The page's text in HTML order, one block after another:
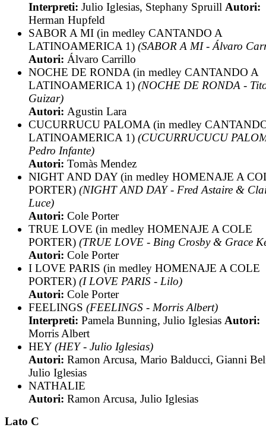
Interpreti: Julio Iglesias, Stephany Spruill Autori:
Herman Hupfeld
SABOR A MI (in medley CANTANDO A
LATINOAMERICA 1) (SABOR A MI - Álvaro
Autori: Álvaro Carrillo
NOCHE DE RONDA (in medley CANTANDO A
LATINOAMERICA 1) (NOCHE DE RONDA -
Guizar)
Autori: Agustin Lara
CUCURRUCU PALOMA (in medley
LATINOAMERICA 1) (CUCURRUCUCU
Pedro Infante)
Autori: Tomàs Mendez
NIGHT AND DAY (in medley HOMENAJE A
PORTER) (NIGHT AND DAY - Fred Astaire &
Luce)
Autori: Cole Porter
TRUE LOVE (in medley HOMENAJE A COLE
PORTER) (TRUE LOVE - Bing Crosby & Grace
Autori: Cole Porter
I LOVE PARIS (in medley HOMENAJE A COLE
PORTER) (I LOVE PARIS - Lilo)
Autori: Cole Porter
FEELINGS (FEELINGS - Morris Albert)
Interpreti: Pamela Bunning, Julio Iglesias Autori:
Morris Albert
HEY(HEY - Julio Iglesias)
Autori: Ramon Arcusa, Mario Balducci, Gianni
Julio Iglesias
NATHALIE
Autori: Ramon Arcusa, Julio Iglesias
Lato C